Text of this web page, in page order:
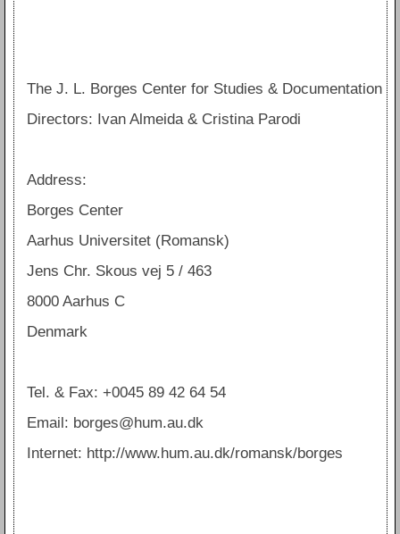
The J. L. Borges Center for Studies & Documentation
Directors: Ivan Almeida & Cristina Parodi
Address:
Borges Center
Aarhus Universitet (Romansk)
Jens Chr. Skous vej 5 / 463
8000 Aarhus C
Denmark
Tel. & Fax: +0045 89 42 64 54
Email: borges@hum.au.dk
Internet: http://www.hum.au.dk/romansk/borges